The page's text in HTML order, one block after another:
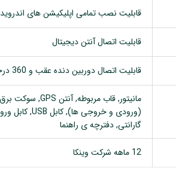
قابلیت نصب تمامی اپلیکیشن های اندروید
قابلیت اتصال آنتن دیجیتال
قابلیت اتصال دوربین دنده عقب و 360 درجه
گارانتی, دفترچه ی راهنما
12 ماهه شرکت وینکا